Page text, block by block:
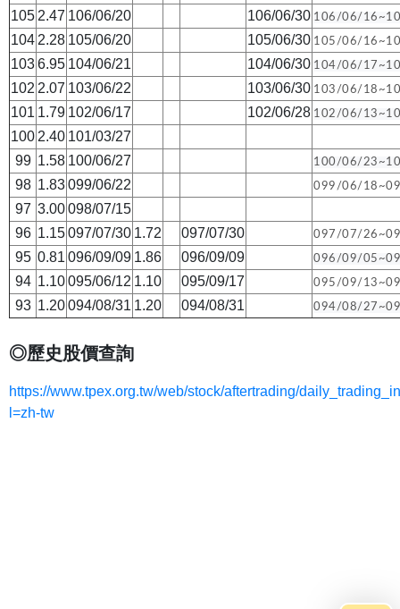
105 2.47 106/06/20 106/06/30 106/06/
104 2.28 105/06/20 105/06/30 105/06/
1036.95 104/06/21 104/06/30 104/06/
102 2.07 103/06/22 103/06/30 103/06/
101 1.79 102/06/17 102/06/28 102/06/
100 2.40 101/03/27
99 1.58 100/06/27 100/06/
98 1.83099/06/22 099/06/
97 3.00098/07/15
96 1.15097/07/30 1.72 097/07/30 097/07/
95 0.81 096/09/09 1.86 096/09/09 096/09/
94 1.10095/06/12 1.10 095/09/17 095/09/
93 1.20094/08/31 1.20 094/08/31 094/08/
◎歷史股價查詢
https://www.tpex.org.tw/web/stock/aftertrading/
l=zh-tw